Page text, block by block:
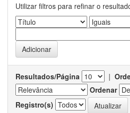
Utilizar filtros para refinar o
Resultados/Página |
Ordenar
Registro(s)